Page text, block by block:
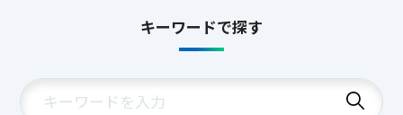
キーワードで探す